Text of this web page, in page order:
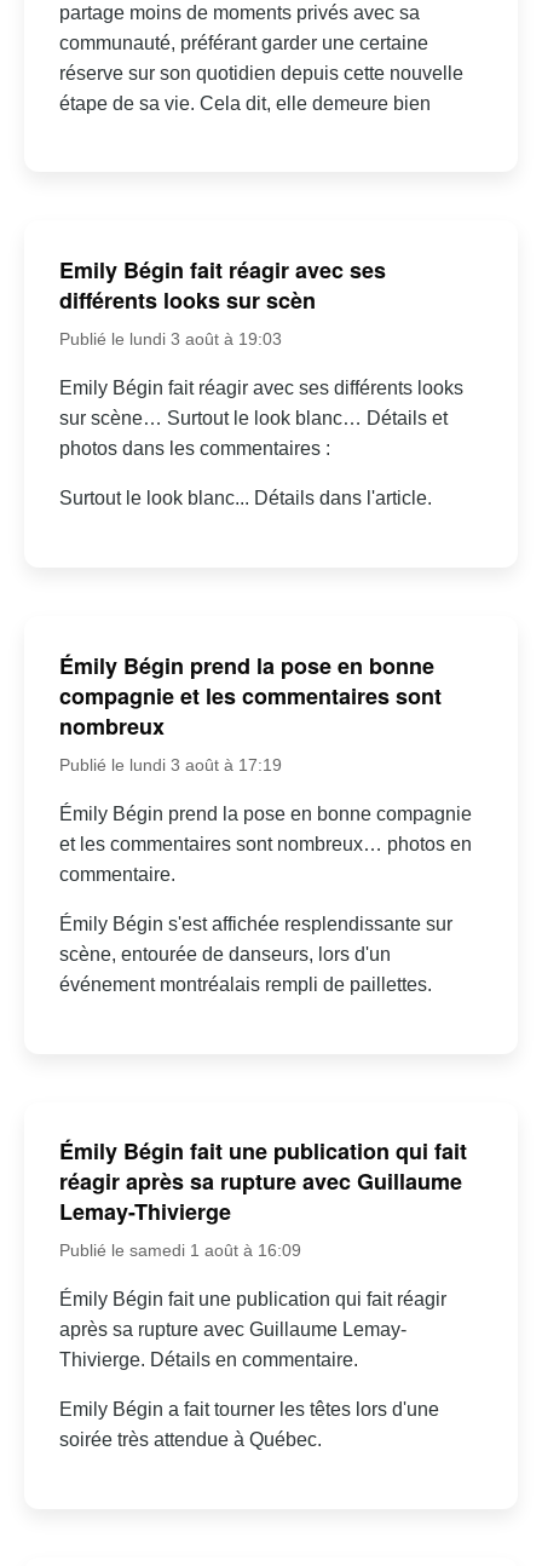
partage moins de moments privés avec sa
communauté, préférant garder une certaine
réserve sur son quotidien depuis cette nouvelle
étape de sa vie. Cela dit, elle demeure bien
Emily Bégin fait réagir avec ses
différents looks sur scèn
Publié le lundi 3 août à 19:03
Emily Bégin fait réagir avec ses différents looks
sur scène… Surtout le look blanc… Détails et
photos dans les commentaires :
Surtout le look blanc... Détails dans l'article.
Émily Bégin prend la pose en bonne
compagnie et les commentaires sont
nombreux
Publié le lundi 3 août à 17:19
Émily Bégin prend la pose en bonne compagnie
et les commentaires sont nombreux… photos en
commentaire.
Émily Bégin s'est affichée resplendissante sur
scène, entourée de danseurs, lors d'un
événement montréalais rempli de paillettes.
Émily Bégin fait une publication qui fait
réagir après sa rupture avec Guillaume
Lemay-Thivierge
Publié le samedi 1 août à 16:09
Émily Bégin fait une publication qui fait réagir
après sa rupture avec Guillaume Lemay-
Thivierge. Détails en commentaire.
Emily Bégin a fait tourner les têtes lors d'une
soirée très attendue à Québec.